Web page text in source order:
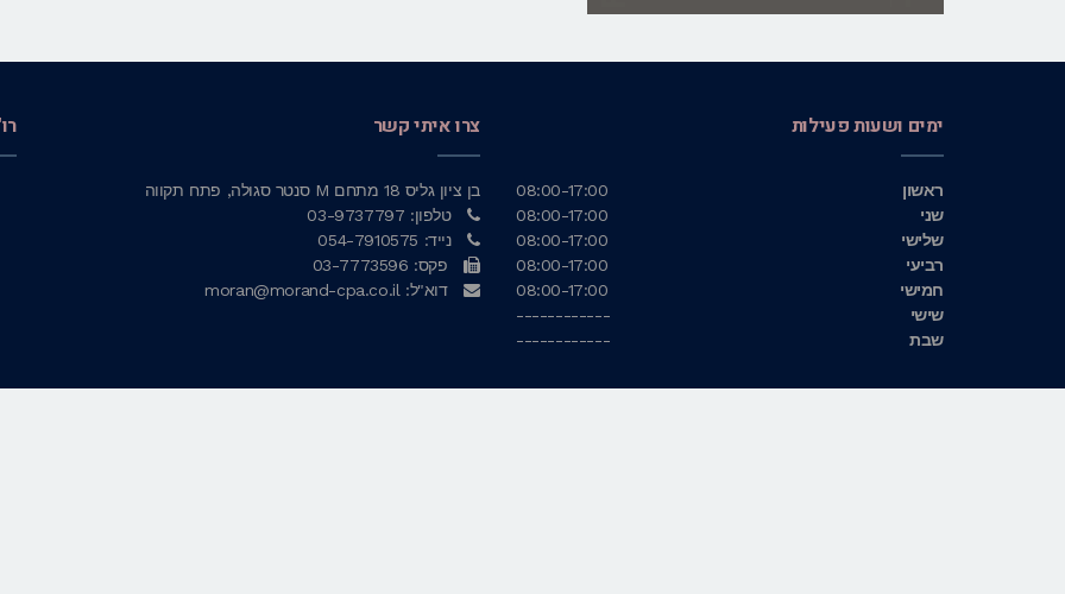
ימים ושעות פעילות
ראשון
08:00-17:00
שני
08:00-17:00
שלישי
08:00-17:00
רביעי
08:00-17:00
חמישי
08:00-17:00
שישי
------------
שבת
------------
צרו איתי קשר
בן ציון גליס 18 מתחם M סנטר סגולה, פתח תקווה
טלפון: 03-9737797
נייד: 054-7910575
פקס: 03-7773596
דוא"ל: moran@morand-cpa.co.il